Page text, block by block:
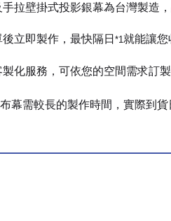
拉壁掛式投影銀幕為台灣製造，
立即製作，最快隔日 *1 就能讓您
化服務，可依您的空間需求訂
幕需較長的製作時間，實際到貨